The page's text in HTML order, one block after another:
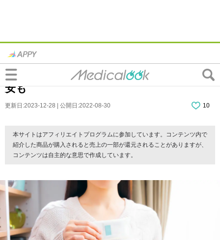
何これ？おりものがオレンジ色！水っぽ
い・ゼリー状の塊は大丈夫？病院に行く目
安も
更新日:2023-12-28 | 公開日:2022-08-30 10
本サイトはアフィリエイトプログラムに参加しています。コンテンツ内で
紹介した商品が購入されると売上の一部が還元されることがありますが、
コンテンツは自主的な意思で作成しています。